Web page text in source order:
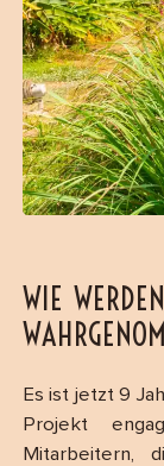
WIE
Es ist jetzt 9
Projekt
Mitarbeitern,